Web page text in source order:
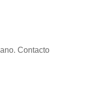
Contacto